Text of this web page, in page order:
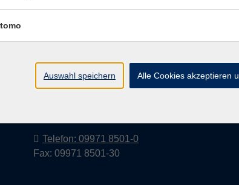
e.V.
Pfarrer-Seidl-Str. 1
93413 Cham
Telefon: 09971 8501-0
Fax: 09971 8501-30
Auswahl speichern Alle Cookies akzeptieren